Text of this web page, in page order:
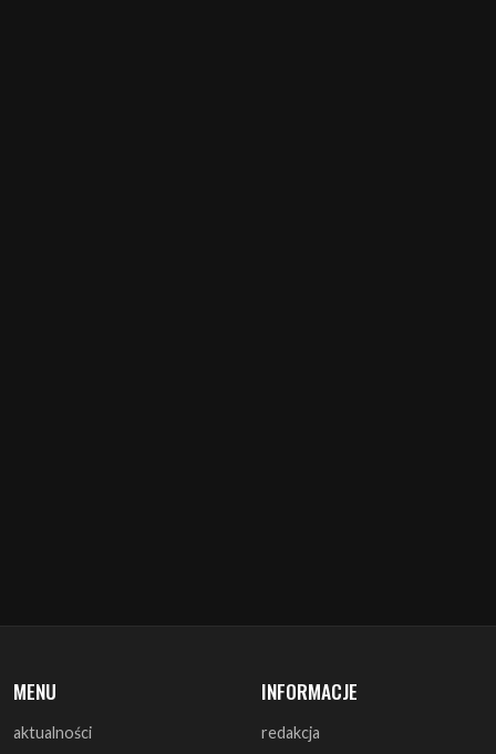
aktualności
zapowiedzi
recenzje
redakcja
warunki prawne
polityka cookies